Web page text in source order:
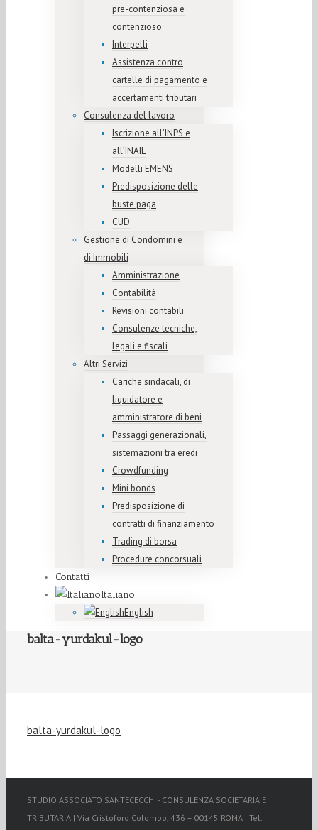
pre-contenziosa e
contenzioso
Interpelli
Assistenza contro
cartelle di pagamento e
accertamenti tributari
Consulenza del lavoro
Iscrizione all’INPS e
all’INAIL
Modelli EMENS
Predisposizione delle
buste paga
CUD
Gestione di Condomini e
di Immobili
Amministrazione
Contabilità
Revisioni contabili
Consulenze tecniche,
legali e fiscali
Altri Servizi
Cariche sindacali, di
liquidatore e
amministratore di beni
Passaggi generazionali,
sistemazioni tra eredi
Crowdfunding
Mini bonds
Predisposizione di
contratti di finanziamento
Trading di borsa
Procedure concorsuali
Contatti
Italiano
English
balta-yurdakul-logo
balta-yurdakul-logo
STUDIO ASSOCIATO SANTECECCHI - CONSULENZA SOCIETARIA E
TRIBUTARIA | Via Cristoforo Colombo, 436 – 00145 ROMA | Tel.